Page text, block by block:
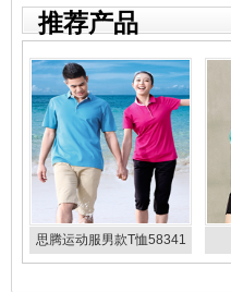
推荐产品
思腾运动服男款T恤58341